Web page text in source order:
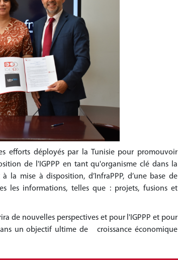
efforts déployés par la Tunisie pour promouvoir
de l'IGPPP en tant qu'organisme clé dans la
mise à disposition, d’InfraPPP, d’une base de
les informations, telles que : projets, fusions et
de nouvelles perspectives et pour l'IGPPP et pour
un objectif ultime de croissance économique